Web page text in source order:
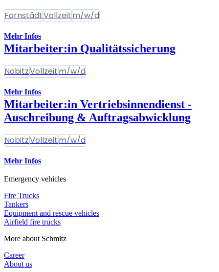
FarnstädtVollzeitm/w/d
Mehr Infos
Mitarbeiter:in Qualitätssicherung
NobitzVollzeitm/w/d
Mehr Infos
Mitarbeiter:in Vertriebsinnendienst -
Auschreibung & Auftragsabwicklung
NobitzVollzeitm/w/d
Mehr Infos
Emergency vehicles
Fire Trucks
Tankers
Equipment and rescue vehicles
Airfield fire trucks
More about Schmitz
Career
About us